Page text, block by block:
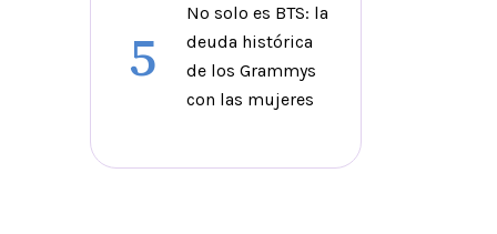
5
No solo es BTS: la
deuda histórica
de los Grammys
con las mujeres